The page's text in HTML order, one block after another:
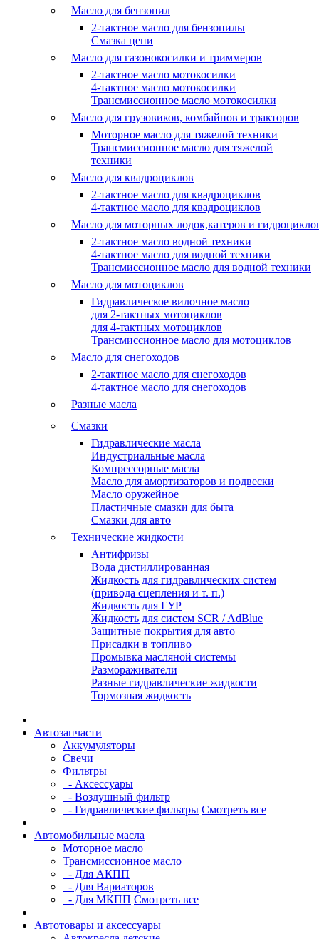
Масло для бензопил
2-тактное масло для бензопилы
Cмазка цепи
Масло для газонокосилки и триммеров
2-тактное масло мотокосилки
4-тактное масло мотокосилки
Трансмиссионное масло мотокосилки
Масло для грузовиков, комбайнов и тракторов
Моторное масло для тяжелой техники
Трансмиссионное масло для тяжелой
техники
Масло для квадроциклов
2-тактное масло для квадроциклов
4-тактное масло для квадроциклов
Масло для моторных лодок,катеров и
2-тактное масло водной техники
4-тактное масло для водной техники
Трансмиссионное масло для водной техники
Масло для мотоциклов
Гидравлическое вилочное масло
для 2-тактных мотоциклов
для 4-тактных мотоциклов
Трансмиссионное масло для мотоциклов
Масло для снегоходов
2-тактное масло для снегоходов
4-тактное масло для снегоходов
Разные масла
Смазки
Гидравлические масла
Индустриальные масла
Компрессорные масла
Масло для амортизаторов и подвески
Масло оружейное
Пластичные смазки для быта
Смазки для авто
Технические жидкости
Антифризы
Вода дистиллированная
Жидкость для гидравлических систем
(привода сцепления и т. п.)
Жидкость для ГУР
Жидкость для систем SCR / AdBlue
Защитные покрытия для авто
Присадки в топливо
Промывка масляной системы
Размораживатели
Разные гидравлические жидкости
Тормозная жидкость
Автозапчасти
Аккумуляторы
Свечи
Фильтры
- Аксессуары
- Воздушный фильтр
- Гидравлические фильтры Смотреть все
Автомобильные масла
Моторное масло
Трансмиссионное масло
- Для АКПП
- Для Вариаторов
- Для МКПП Смотреть все
Автотовары и аксессуары